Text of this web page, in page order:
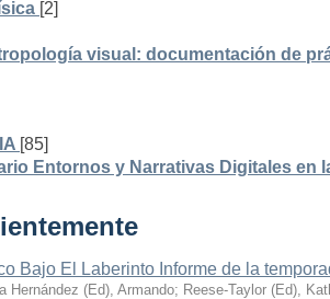
[2]
visual: documentación de
[85]
Entornos y Narrativas Digitales en
Bajo El Laberinto Informe de la
Hernández (Ed), Armando; Reese-Taylor (Ed),